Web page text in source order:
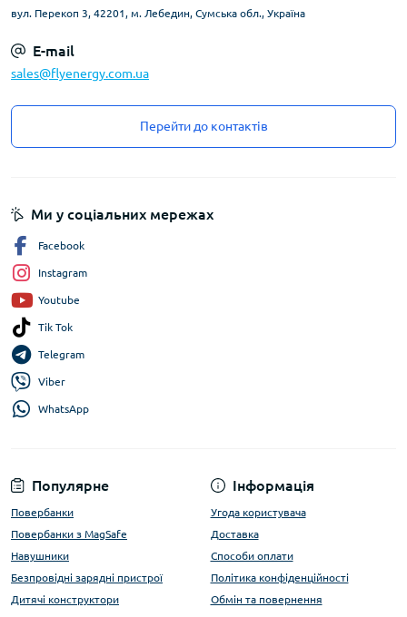
вул. Перекоп 3, 42201, м. Лебедин, Сумська обл., Україна
E-mail
sales@flyenergy.com.ua
Перейти до контактів
Популярне
Повербанки
Повербанки з MagSafe
Навушники
Безпровідні зарядні пристрої
Дитячі конструктори
Інформація
Угода користувача
Доставка
Способи оплати
Політика конфіденційності
Обмін та повернення
Ми у соціальних мережах
Facebook
Instagram
Youtube
Tik Tok
Telegram
Viber
WhatsApp